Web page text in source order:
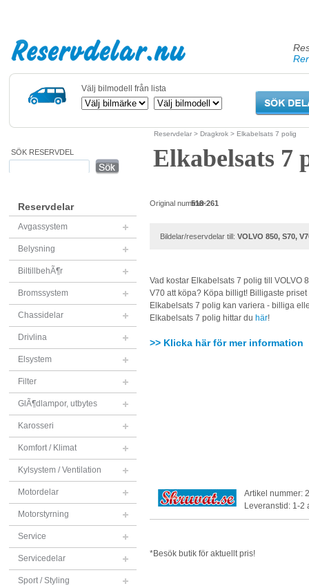
Välj bilmodell från lista
Reservdelar > Dragkrok > Elkabelsats 7 polig
SÖK RESERVDEL
Reservdelar
Avgassystem
Belysning
BiltillbehÃ¶r
Bromssystem
Chassidelar
Drivlina
Elsystem
Filter
GlÃ¶dlampor, utbytes
Karosseri
Komfort / Klimat
Kylsystem / Ventilation
Motordelar
Motorstyrning
Service
Servicedelar
Sport / Styling
Elkabelsats 7
Original nummer:
518-261
Bildelar/reservdelar till: VOLVO 850, S70,
Vad kostar Elkabelsats 7 polig till VOLVO
V70 att köpa? Köpa billigt! Billigaste priset
Elkabelsats 7 polig kan variera - billiga
Elkabelsats 7 polig hittar du här!
>> Klicka här för mer information
Artikel nummer:
Leveranstid: 1-2
*Besök butik för aktuellt pris!